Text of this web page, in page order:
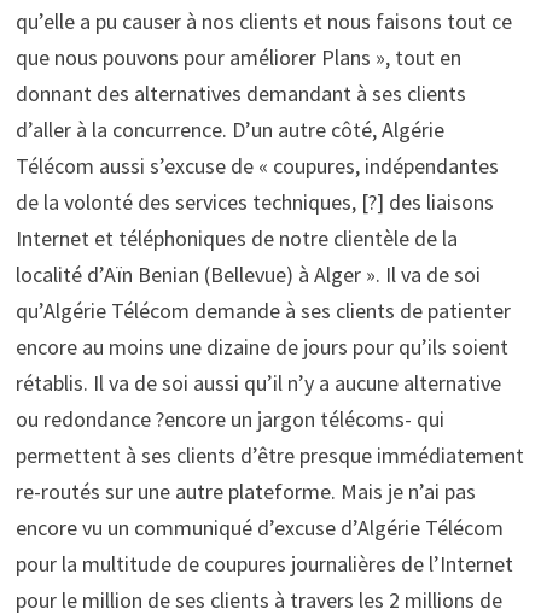
qu’elle a pu causer à nos clients et nous faisons tout ce
que nous pouvons pour améliorer Plans », tout en
donnant des alternatives demandant à ses clients
d’aller à la concurrence. D’un autre côté, Algérie
Télécom aussi s’excuse de « coupures, indépendantes
de la volonté des services techniques, [?] des liaisons
Internet et téléphoniques de notre clientèle de la
localité d’Aïn Benian (Bellevue) à Alger ». Il va de soi
qu’Algérie Télécom demande à ses clients de patienter
encore au moins une dizaine de jours pour qu’ils soient
rétablis. Il va de soi aussi qu’il n’y a aucune alternative
ou redondance ?encore un jargon télécoms- qui
permettent à ses clients d’être presque immédiatement
re-routés sur une autre plateforme. Mais je n’ai pas
encore vu un communiqué d’excuse d’Algérie Télécom
pour la multitude de coupures journalières de l’Internet
pour le million de ses clients à travers les 2 millions de